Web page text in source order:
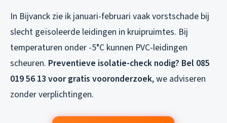
In Bijvanck zie ik januari-februari vaak vorstschade bij
slecht geïsoleerde leidingen in kruipruimtes. Bij
temperaturen onder -5°C kunnen PVC-leidingen
scheuren. Preventieve isolatie-check nodig? Bel 085
019 56 13 voor gratis vooronderzoek, we adviseren
zonder verplichtingen.